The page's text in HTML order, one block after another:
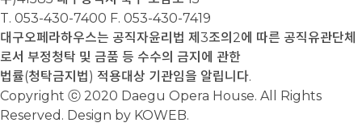
T. 053-430-7400 F. 053-430-7419
대구오페라하우스는 공직자윤리법 제3조의2에 따른 공직유관단체
로서 부정청탁 및 금품 등 수수의 금지에 관한
법률(청탁금지법) 적용대상 기관임을 알립니다.
Copyright ⓒ 2020 Daegu Opera House. All Rights
Reserved. Design by KOWEB.